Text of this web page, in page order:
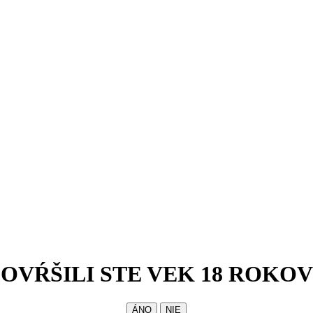
STE VEK 18
ÁNO NIE